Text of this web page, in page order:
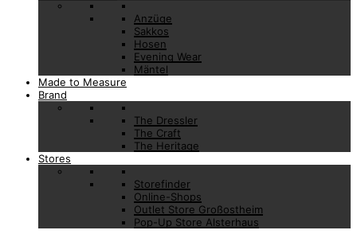
Anzüge
Sakkos
Hosen
Evening Wear
Mäntel
Made to Measure
Brand
The Dressler
The Craft
The Heritage
Stores
Storefinder
Online-Shops
Outlet Store Großostheim
Pop-Up Store Alsterhaus